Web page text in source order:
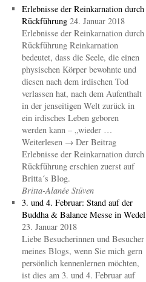
Erlebnisse der Reinkarnation durch
Rückführung 24. Januar 2018
Erlebnisse der Reinkarnation durch
Rückführung Reinkarnation
bedeutet, dass die Seele, die einen
physischen Körper bewohnte und
diesen nach dem irdischen Tod
verlassen hat, nach dem Aufenthalt
in der jenseitigen Welt zurück in
ein irdisches Leben geboren
werden kann – „wieder …
Weiterlesen → Der Beitrag
Erlebnisse der Reinkarnation durch
Rückführung erschien zuerst auf
Britta´s Blog.
Britta-Alanée Stüven
3. und 4. Februar: Stand auf der
Buddha & Balance Messe in Wedel
23. Januar 2018
Liebe Besucherinnen und Besucher
meines Blogs, wenn Sie mich gern
persönlich kennenlernen möchten,
ist dies am 3. und 4. Februar auf